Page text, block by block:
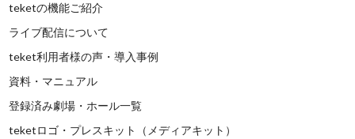
teketの機能ご紹介
ライブ配信について
teket利用者様の声・導入事例
資料・マニュアル
登録済み劇場・ホール一覧
teketロゴ・プレスキット（メディアキット）